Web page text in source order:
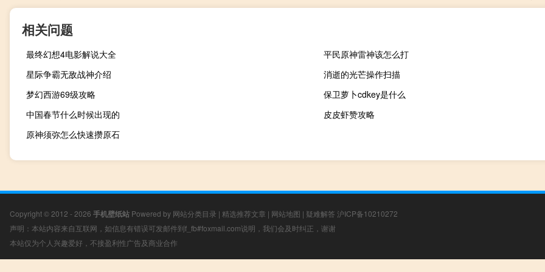
相关问题
最终幻想4电影解说大全
平民原神雷神该怎么打
星际争霸无敌战神介绍
消逝的光芒操作扫描
梦幻西游69级攻略
保卫萝卜cdkey是什么
中国春节什么时候出现的
皮皮虾赞攻略
原神须弥怎么快速攒原石
Copyright © 2012 - 2026 手机壁纸站 Powered by 网站分类目录 | 精选推荐文章 | 网站地图 | 疑难解答 沪ICP备10210272
声明：本站内容来自互联网，如信息有错误可发邮件到f_fb#foxmail.com说明，我们会及时纠正，谢谢
本站仅为个人兴趣爱好，不接盈利性广告及商业合作